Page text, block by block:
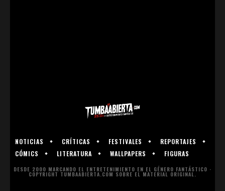
NOTICIAS CRÍTICAS FESTIVALES
REPORTAJES
CÓMICS
LITERATURA WALLPAPERS FIGURAS
DESDE 2000 MARCANDO EL ENTRETENIMIENTO EN EL GÉNERO FANTÁSTICO ·
COPYRIGHT TUMBAABIERTA.COM SOBRE EL MATERIAL ORIGINAL.